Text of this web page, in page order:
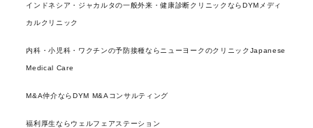
インドネシア・ジャカルタの一般外来・健康診断クリニックならDYMメディ
カルクリニック
内科・小児科・ワクチンの予防接種ならニューヨークのクリニックJapanese
Medical Care
M&A仲介ならDYM M&Aコンサルティング
福利厚生ならウェルフェアステーション